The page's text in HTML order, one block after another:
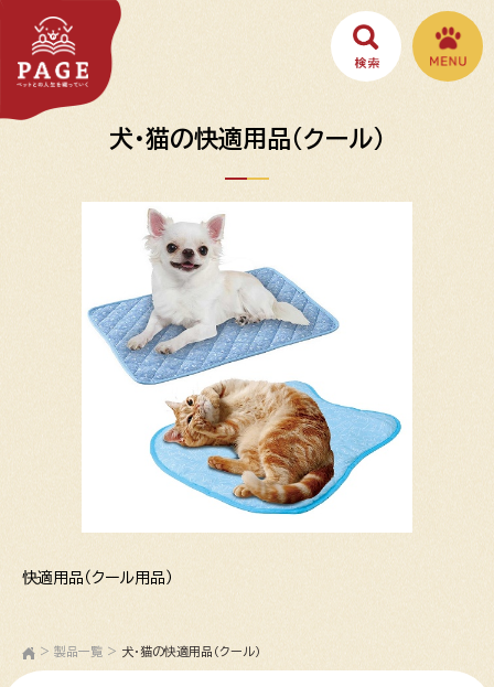
犬・猫の快適用品（クール）
快適用品（クール用品）
> 製品一覧 > 犬・猫の快適用品（クール）